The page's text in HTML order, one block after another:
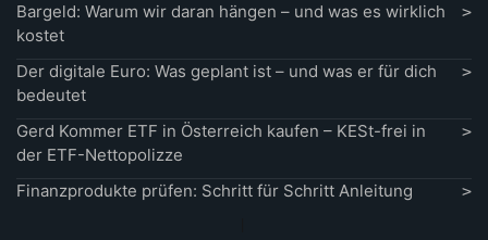
Bargeld: Warum wir daran hängen – und was es wirklich
kostet
Der digitale Euro: Was geplant ist – und was er für dich
bedeutet
Gerd Kommer ETF in Österreich kaufen – KESt-frei in
der ETF-Nettopolizze
Finanzprodukte prüfen: Schritt für Schritt Anleitung